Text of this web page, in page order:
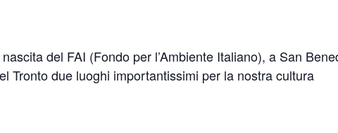
del FAI (Fondo per l’Ambiente Italiano), a San
Tronto due luoghi importantissimi per la nostra cultura